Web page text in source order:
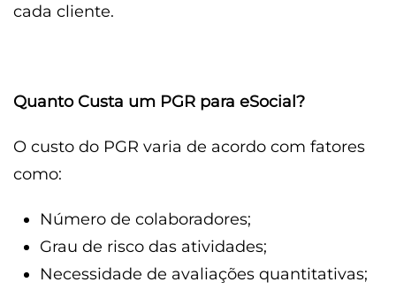
cada cliente.
Quanto Custa um PGR para eSocial?
O custo do PGR varia de acordo com fatores
como:
Número de colaboradores;
Grau de risco das atividades;
Necessidade de avaliações quantitativas;